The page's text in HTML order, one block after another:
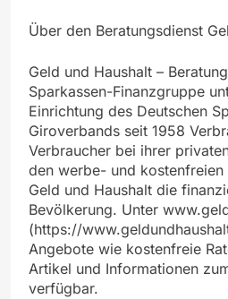
Über den Beratungsdienst
Geld und Haushalt –
Sparkassen-Finanzgruppe
Einrichtung des Deutschen
Giroverbands seit 1958
Verbraucher bei ihrer
den werbe- und
Geld und Haushalt die
Bevölkerung. Unter
(https://
Angebote wie kostenfreie
Artikel und Informationen
verfügbar.